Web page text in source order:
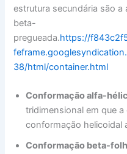
estrutura secundária são
beta-
pregueada.https://
38/html/container.html
Conformação alfa-
tridimensional em que
conformação helicoidal
Conformação beta-